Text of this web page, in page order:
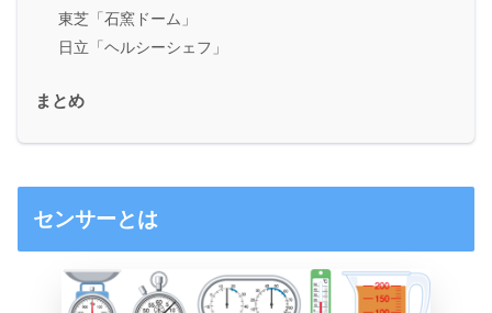
東芝「石窯ドーム」
日立「ヘルシーシェフ」
まとめ
センサーとは